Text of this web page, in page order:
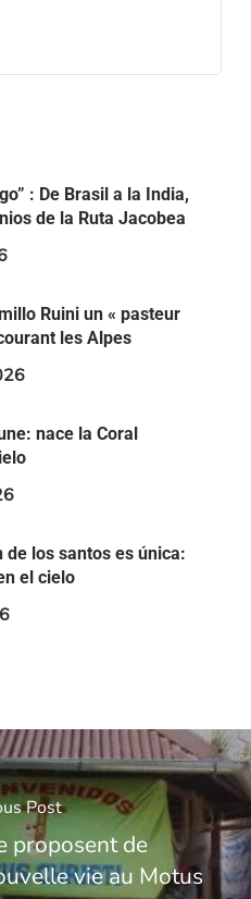
: De Brasil a la India,
de la Ruta Jacobea
Ruini un « pasteur
les Alpes
nace la Coral
de los santos es única:
el cielo
Post
proposent de
vie au Motus